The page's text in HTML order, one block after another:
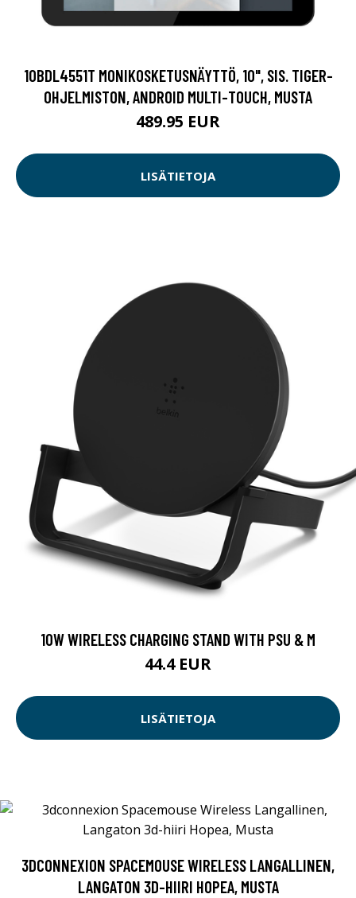
10BDL4551T MONIKOSKETUSNÄYTTÖ, 10", SIS. TIGER-
OHJELMISTON, ANDROID MULTI-TOUCH, MUSTA
489.95 EUR
LISÄTIETOJA
10W WIRELESS CHARGING STAND WITH PSU & M
44.4 EUR
LISÄTIETOJA
3DCONNEXION SPACEMOUSE WIRELESS LANGALLINEN,
LANGATON 3D-HIIRI HOPEA, MUSTA